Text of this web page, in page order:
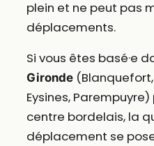
plein et ne peut pas
déplacements.
Si vous êtes basé·e
Gironde
Eysines,
centre bordelais, la
déplacement se